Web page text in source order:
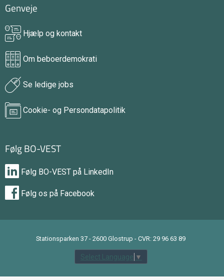
Genveje
Hjælp og kontakt
Om beboerdemokrati
Se ledige jobs
Cookie- og Persondatapolitik
Følg BO-VEST
Følg BO-VEST på LinkedIn
Følg os på Facebook
Stationsparken 37 - 2600 Glostrup - CVR: 29 96 63 89
Select Language ▼